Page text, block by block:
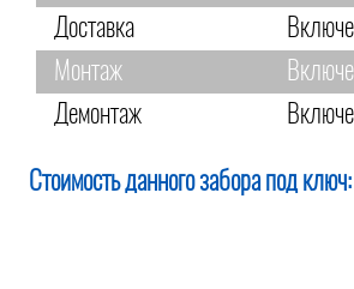
Доставка
Монтаж
Демонтаж
Стоимость данного забора под ключ: